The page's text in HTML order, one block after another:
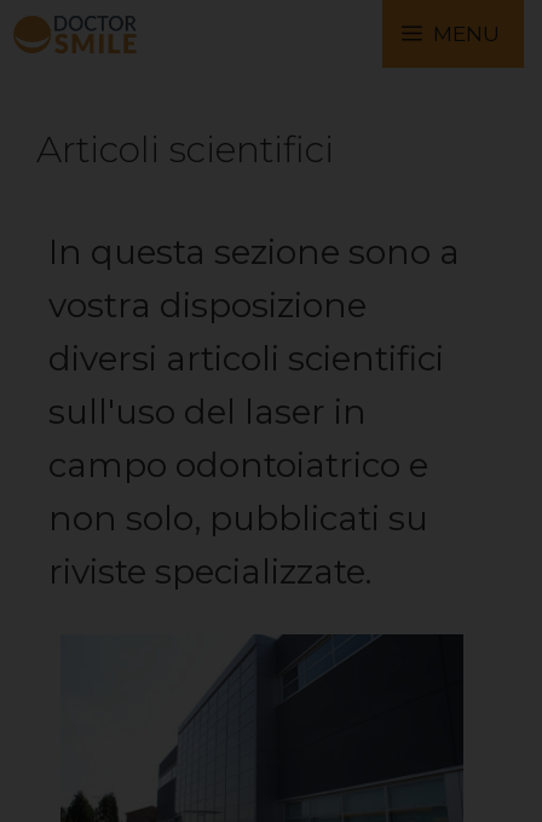
MENU
Articoli scientifici
In questa sezione sono a
vostra disposizione
diversi articoli scientifici
sull'uso del laser in
campo odontoiatrico e
non solo, pubblicati su
riviste specializzate.